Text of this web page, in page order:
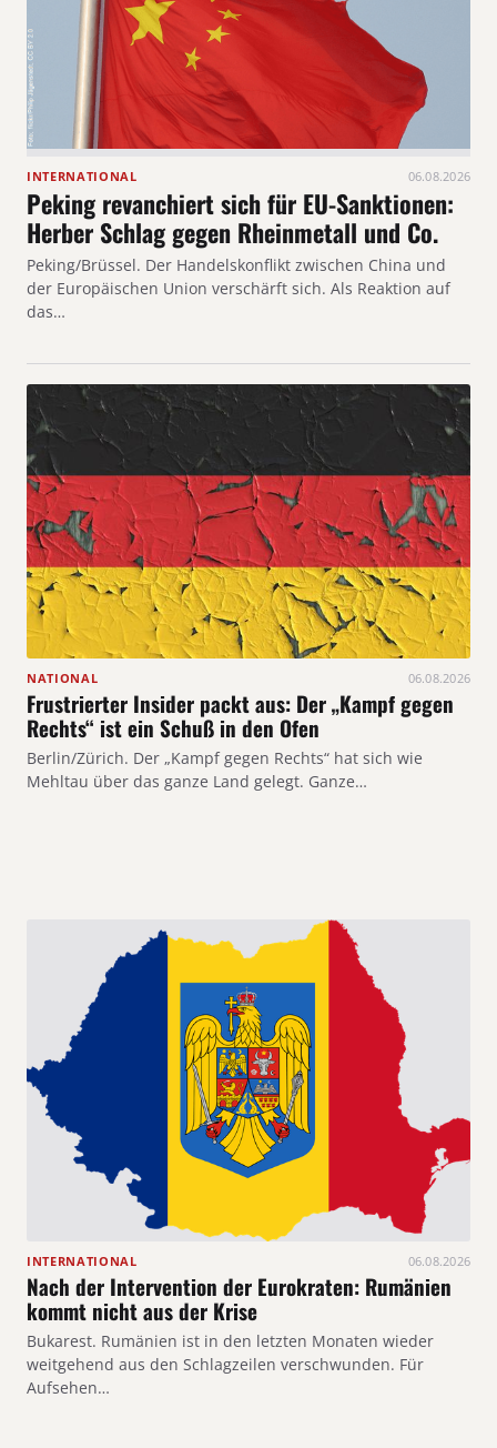
INTERNATIONAL 06.08.2026
Peking revanchiert sich für EU-Sanktionen:
Herber Schlag gegen Rheinmetall und Co.
Peking/Brüssel. Der Handelskonflikt zwischen China und
der Europäischen Union verschärft sich. Als Reaktion auf
das…
NATIONAL 06.08.2026
Frustrierter Insider packt aus: Der „Kampf gegen
Rechts“ ist ein Schuß in den Ofen
Berlin/Zürich. Der „Kampf gegen Rechts“ hat sich wie
Mehltau über das ganze Land gelegt. Ganze…
INTERNATIONAL 06.08.2026
Nach der Intervention der Eurokraten: Rumänien
kommt nicht aus der Krise
Bukarest. Rumänien ist in den letzten Monaten wieder
weitgehend aus den Schlagzeilen verschwunden. Für
Aufsehen…